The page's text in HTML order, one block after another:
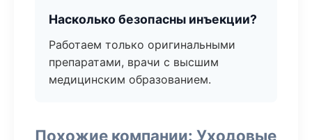
Насколько безопасны инъекции?
Работаем только оригинальными
препаратами, врачи с высшим
медицинским образованием.
Похожие компании: Уходовые